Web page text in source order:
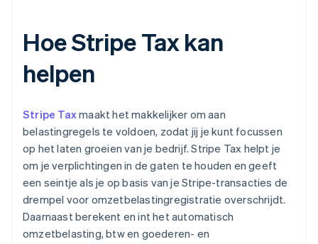
Hoe Stripe Tax kan
helpen
Stripe Taxmaakt het makkelijker om aan
belastingregels te voldoen, zodat jij je kunt focussen
op het laten groeien van je bedrijf. Stripe Tax helpt je
om je verplichtingen in de gaten te houden en geeft
een seintje als je op basis van je Stripe-transacties de
drempel voor omzetbelastingregistratie overschrijdt.
Daarnaast berekent en int het automatisch
omzetbelasting, btw en goederen- en